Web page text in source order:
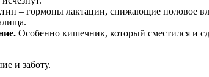
– гормоны лактации, снижающие половое
Особенно кишечник, который сместился и
и заботу.